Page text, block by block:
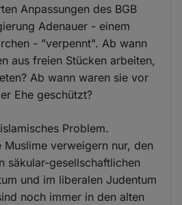
Anpassungen des BGB
Adenauer - einem
- "verpennt". Ab wann
aus freien Stücken arbeiten,
Ab wann waren sie vor
Ehe geschützt?
Problem.
Muslime verweigern nur, den
säkular-gesellschaftlichen
und im liberalen Judentum
noch immer in den alten